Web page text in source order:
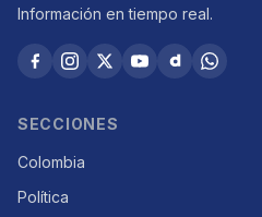
Información en tiempo real.
SECCIONES
Colombia
Política